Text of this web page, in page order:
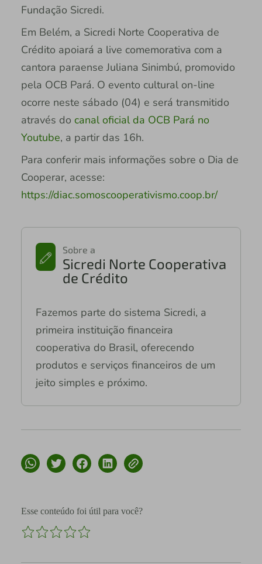
Fundação Sicredi.
Em Belém, a Sicredi Norte Cooperativa de
Crédito apoiará a live comemorativa com a
cantora paraense Juliana Sinimbú, promovido
pela OCB Pará. O evento cultural on-line
ocorre neste sábado (04) e será transmitido
através do canal oficial da OCB Pará no
Youtube, a partir das 16h.
Para conferir mais informações sobre o Dia de
Cooperar, acesse:
https://diac.somoscooperativismo.coop.br/
Sobre a
Sicredi Norte Cooperativa
de Crédito
Fazemos parte do sistema Sicredi, a
primeira instituição financeira
cooperativa do Brasil, oferecendo
produtos e serviços financeiros de um
jeito simples e próximo.
Esse conteúdo foi útil para você?